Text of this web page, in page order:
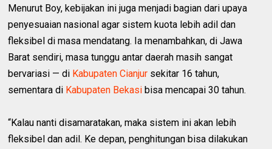
Menurut Boy, kebijakan ini juga menjadi bagian dari upaya
penyesuaian nasional agar sistem kuota lebih adil dan
fleksibel di masa mendatang. Ia menambahkan, di Jawa
Barat sendiri, masa tunggu antar daerah masih sangat
bervariasi — di Kabupaten Cianjur sekitar 16 tahun,
sementara di Kabupaten Bekasi bisa mencapai 30 tahun.
“Kalau nanti disamaratakan, maka sistem ini akan lebih
fleksibel dan adil. Ke depan, penghitungan bisa dilakukan